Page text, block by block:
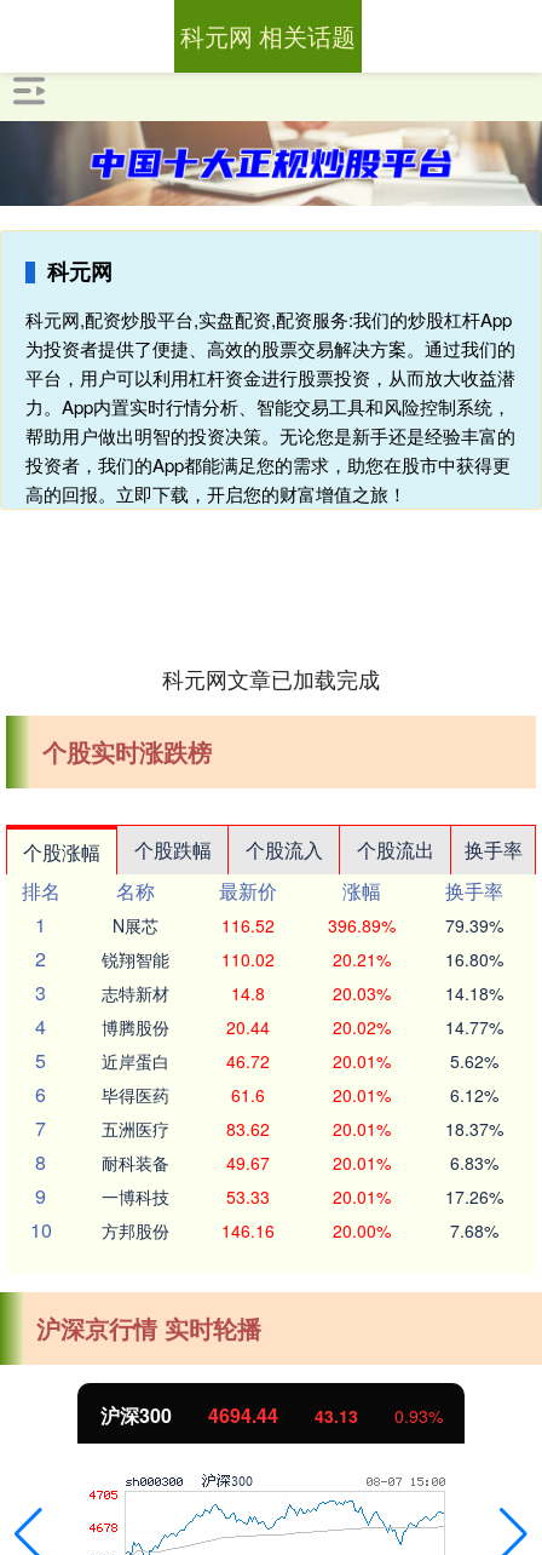
科元网
科元网,配资炒股平台,实盘配资,配资服务:我们的炒股杠杆App
为投资者提供了便捷、高效的股票交易解决方案。通过我们的
平台，用户可以利用杠杆资金进行股票投资，从而放大收益潜
力。App内置实时行情分析、智能交易工具和风险控制系统，
帮助用户做出明智的投资决策。无论您是新手还是经验丰富的
投资者，我们的App都能满足您的需求，助您在股市中获得更
高的回报。立即下载，开启您的财富增值之旅！
科元网 相关话题
科元网文章已加载完成
个股实时涨跌榜
个股涨幅 个股跌幅 个股流入 个股流出
换手率
排名
名称 最新价 涨幅
换手率
1
N展芯 116.52 396.89% 79.39%
2 锐翔智能 110.02 20.21% 16.80%
3 志特新材 14.8 20.03% 14.18%
4 博腾股份 20.44 20.02% 14.77%
5 近岸蛋白 46.72 20.01% 5.62%
6 毕得医药 61.6 20.01% 6.12%
7 五洲医疗 83.62 20.01% 18.37%
8 耐科装备 49.67 20.01% 6.83%
9 一博科技 53.33 20.01% 17.26%
10 方邦股份 146.16 20.00% 7.68%
沪深京行情 实时轮播
沪深300 4694.44 43.13 0.93%